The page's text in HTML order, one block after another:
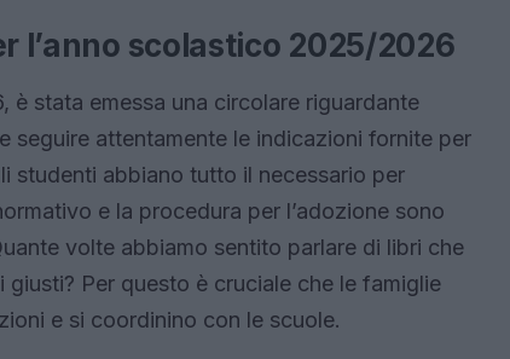
l’anno scolastico 2025/2026
è stata emessa una circolare riguardante
seguire attentamente le indicazioni fornite per
studenti abbiano tutto il necessario per
e la procedura per l’adozione sono
volte abbiamo sentito parlare di libri che
Per questo è cruciale che le famiglie
e si coordinino con le scuole.